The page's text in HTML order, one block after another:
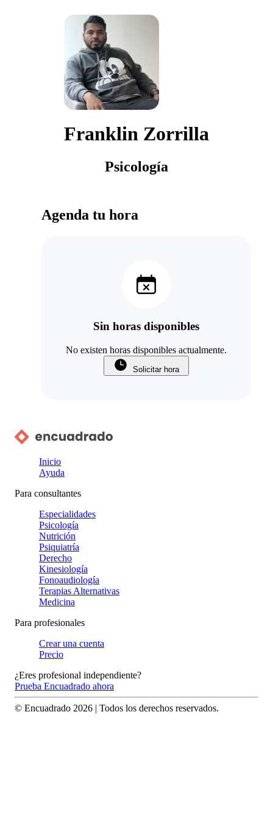
Franklin Zorrilla
Psicología
Agenda tu hora
Sin horas disponibles
No existen horas disponibles actualmente.
Solicitar hora
Inicio
Ayuda
Para consultantes
Especialidades
Psicología
Nutrición
Psiquiatría
Derecho
Kinesiología
Fonoaudiología
Terapias Alternativas
Medicina
Para profesionales
Crear una cuenta
Precio
¿Eres profesional independiente?
Prueba Encuadrado ahora
© Encuadrado 2026 | Todos los derechos reservados.